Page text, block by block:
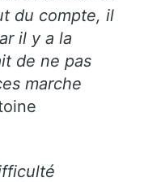
du compte, il
il y a la
de ne pas
marche